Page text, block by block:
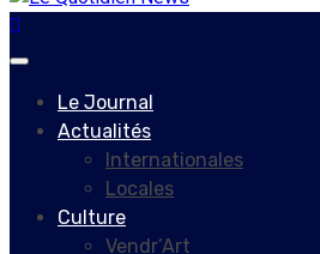
Primary
Le Journal
Actualités
Internationales
Locales
Culture
Vendr’Art